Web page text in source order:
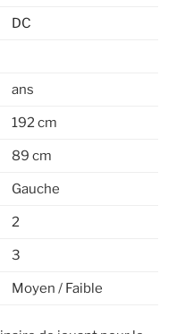
DC
ans
192 cm
89 cm
Gauche
2
3
Moyen / Faible